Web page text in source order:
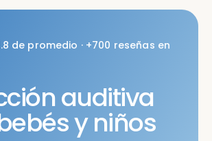
de promedio · +700 reseñas en
auditiva
y niños